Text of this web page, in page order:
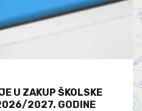
U ZAKUP ŠKOLSKE
2027. GODINE